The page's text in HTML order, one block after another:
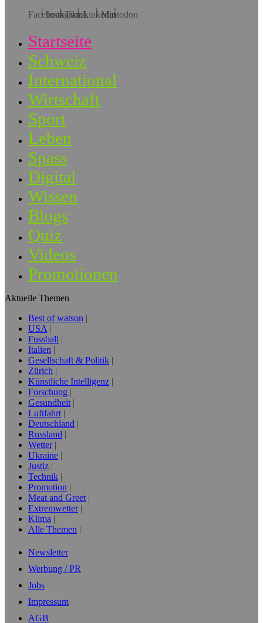
Hol dir die App!
Startseite
Schweiz
International
Wirtschaft
Sport
Leben
Spass
Digital
Wissen
Blogs
Quiz
Videos
Promotionen
Aktuelle Themen
Best of watson
USA
Fussball
Italien
Gesellschaft & Politik
Zürich
Künstliche Intelligenz
Forschung
Gesundheit
Luftfahrt
Deutschland
Russland
Wetter
Ukraine
Justiz
Technik
Promotion
Meat and Greet
Extremwetter
Klima
Alle Themen
Newsletter
Werbung / PR
Jobs
Impressum
AGB